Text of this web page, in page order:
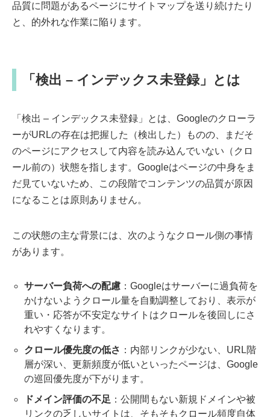
品質に問題があるページにサイトマップを送り続けたり
と、的外れな作業に陥ります。
「検出 – インデックス未登録」とは
「検出 – インデックス未登録」とは、Googleのクローラ
ーがURLの存在は把握した（検出した）ものの、まだそ
のページにアクセスして内容を読み込んでいない（クロ
ール前の）状態を指します。Googleはページの中身をま
だ見ていないため、この段階でコンテンツの品質が原因
になることは原則ありません。
この状態の主な背景には、次のようなクロール側の事情
があります。
サーバー負荷への配慮 ：Googleはサーバーに過負荷を
かけないようクロール量を自動調整しており、表示が
重い・応答が不安定なサイトはクロールを後回しにさ
れやすくなります。
クロール優先度の低さ ：内部リンクが少ない、URL階
層が深い、更新頻度が低いといったページは、Google
の巡回優先度が下がります。
ドメイン評価の不足 ：公開間もない新規ドメインや被
リンクの乏しいサイトは、そもそもクロール頻度自体